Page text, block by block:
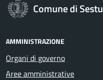
Comune di Sestu
AMMINISTRAZIONE
Organi di governo
Aree amministrative